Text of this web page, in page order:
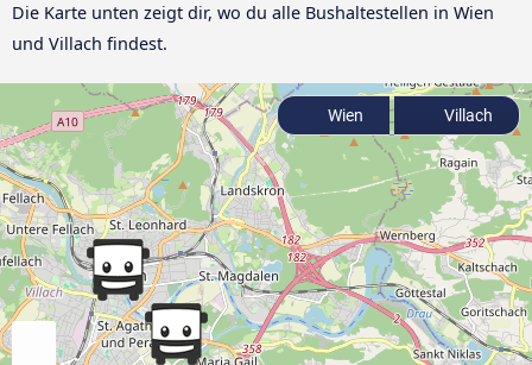
Die Karte unten zeigt dir, wo du alle Bushaltestellen in Wien
und Villach findest.
Wien Villach